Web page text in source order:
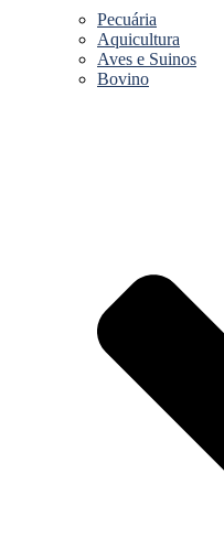
Pecuária
Aquicultura
Aves e Suinos
Bovino